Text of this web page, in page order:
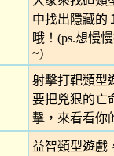
中找出隱藏的
哦！(ps.想慢
~)
射擊打靶類型
要把兇狠的亡
擊，來看看你
益智類型遊戲